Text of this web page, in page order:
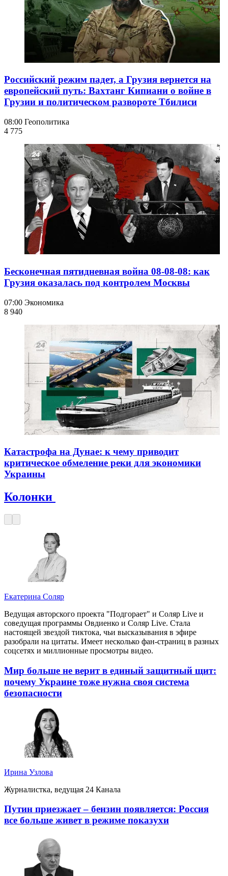
Российский режим падет, а Грузия вернется на
европейский путь: Вахтанг Кипиани о войне в
Грузии и политическом развороте Тбилиси
08:00 Геополитика
4 775
Бесконечная пятидневная война 08-08-08: как
Грузия оказалась под контролем Москвы
07:00 Экономика
8 940
Катастрофа на Дунае: к чему приводит
критическое обмеление реки для экономики
Украины
Колонки
Екатерина Соляр
Ведущая авторского проекта "Подгорает" и Соляр Live и
соведущая программы Овдиенко и Соляр Live. Стала
настоящей звездой тиктока, чьи высказывания в эфире
разобрали на цитаты. Имеет несколько фан-страниц в разных
соцсетях и миллионные просмотры видео.
Мир больше не верит в единый защитный щит:
почему Украине тоже нужна своя система
безопасности
Ирина Узлова
Журналистка, ведущая 24 Канала
Путин приезжает – бензин появляется: Россия
все больше живет в режиме показухи